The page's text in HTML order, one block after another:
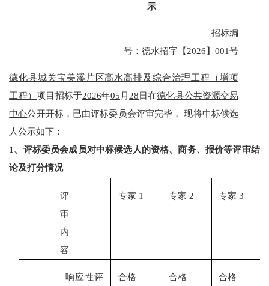
示
招标编
号： 德水招字【2026】 001号
德化县城关宝美溪片区高水高排及综合治理工程（增项
工程）项目招标于2026年05 月 28日在德化县公共资源交易
中心公开开标，已由评标委员会评审完毕，
现将中标候选
人公示如下：
1、评标委员会成员对中标候选人的资格、商务、报价等评审结
论及打分情况
评
审
内
容
专家 1 专家 2 专家 3
响应性评
合格 合格 合格